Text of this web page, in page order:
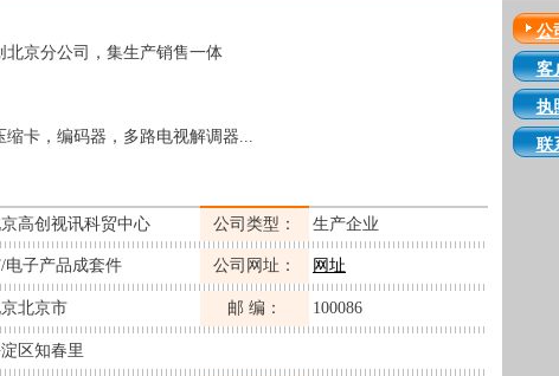
北京分公司，集生产销售一体
缩卡，编码器，多路电视解调器...
高创视讯科贸中心 公司类型： 生产企业
电子产品成套件 公司网址： 网址
北京市 邮 编： 100086
区知春里
公
客
执
联